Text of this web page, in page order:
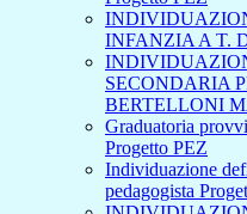
INFANZIA A T.
SECONDARIA
BERTELLONI
Graduatoria
Progetto PEZ
Individuazione
pedagogista